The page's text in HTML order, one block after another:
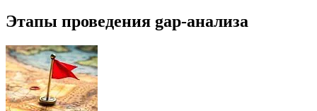
Этапы проведения gap-анализа